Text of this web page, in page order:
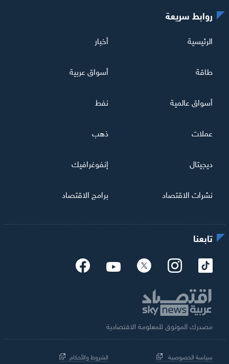
تابعنا
مصدرك الموثوق للمعلومة الاقتصادية
روابط سريعة
الرئيسية أخبار
طاقة أسواق عربية
أسواق عالمية نفط
عملات ذهب
ديجيتال إنفوغرافيك
نشرات الاقتصاد برامج الاقتصاد
سياسة الخصوصية الشروط والأحكام